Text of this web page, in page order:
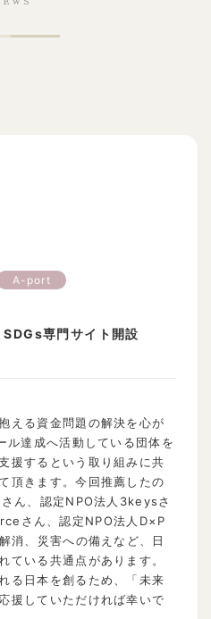
A-port
専門サイト開設
える資金問題の解決を心が
ル達成へ活動している団体を
援するという取り組みに共
頂きます。今回推薦したの
ん、認定NPO法人3keysさ
さん、認定NPO法人D×P
消、災害への備えなど、日
ている共通点があります。
る日本を創るため、「未来
援していただければ幸いで